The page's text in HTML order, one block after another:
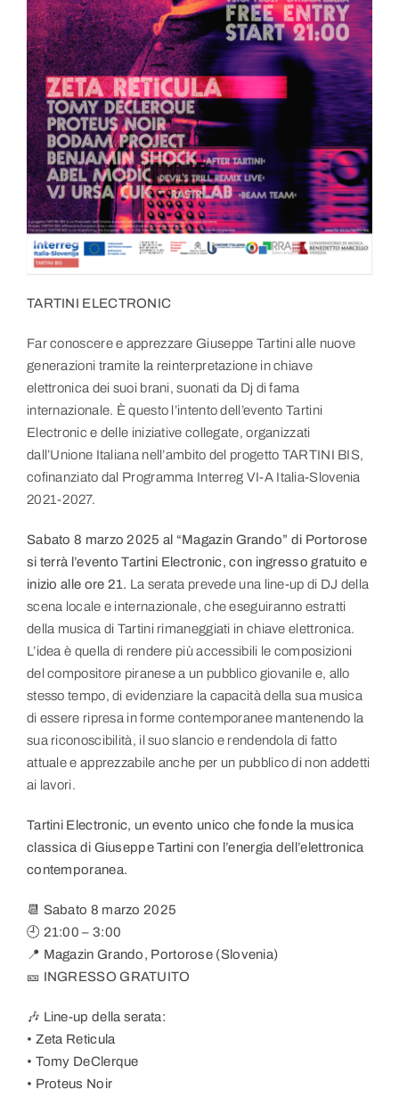
Contatti
TARTINI ELECTRONIC
Far conoscere e apprezzare Giuseppe Tartini alle nuove
generazioni tramite la reinterpretazione in chiave
elettronica dei suoi brani, suonati da Dj di fama
internazionale. È questo l’intento dell’evento Tartini
Electronic e delle iniziative collegate, organizzati
dall’Unione Italiana nell’ambito del progetto TARTINI BIS,
cofinanziato dal Programma Interreg VI-A Italia-Slovenia
2021-2027.
Sabato 8 marzo 2025 al “Magazin Grando” di Portorose
si terrà l’evento Tartini Electronic, con ingresso gratuito e
inizio alle ore 21. La serata prevede una line-up di DJ della
scena locale e internazionale, che eseguiranno estratti
della musica di Tartini rimaneggiati in chiave elettronica.
L’idea è quella di rendere più accessibili le composizioni
del compositore piranese a un pubblico giovanile e, allo
stesso tempo, di evidenziare la capacità della sua musica
di essere ripresa in forme contemporanee mantenendo la
sua riconoscibilità, il suo slancio e rendendola di fatto
attuale e apprezzabile anche per un pubblico di non addetti
ai lavori.
Tartini Electronic, un evento unico che fonde la musica
classica di Giuseppe Tartini con l’energia dell’elettronica
contemporanea.
📆 Sabato 8 marzo 2025
🕘 21:00 – 3:00
📍 Magazin Grando, Portorose (Slovenia)
🎫 INGRESSO GRATUITO
🎶 Line-up della serata:
• Zeta Reticula
• Tomy DeClerque
• Proteus Noir